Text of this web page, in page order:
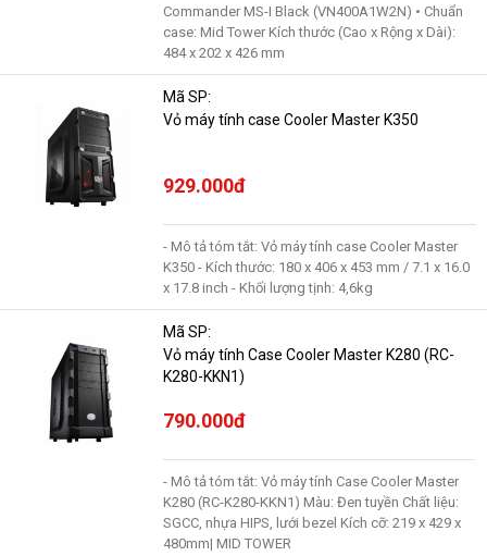
Commander MS-I Black (VN400A1W2N) • Chuẩn
case: Mid Tower Kích thước (Cao x Rộng x Dài):
484 x 202 x 426 mm
Mã SP:
Vỏ máy tính case Cooler Master K350
929.000đ
- Mô tả tóm tắt: Vỏ máy tính case Cooler Master
K350 - Kích thước: 180 x 406 x 453 mm / 7.1 x 16.0
x 17.8 inch - Khối lượng tịnh: 4,6kg
Mã SP:
Vỏ máy tính Case Cooler Master K280 (RC-
K280-KKN1)
790.000đ
- Mô tả tóm tắt: Vỏ máy tính Case Cooler Master
K280 (RC-K280-KKN1) Màu: Đen tuyền Chất liệu:
SGCC, nhựa HIPS, lưới bezel Kích cỡ: 219 x 429 x
480mm| MID TOWER